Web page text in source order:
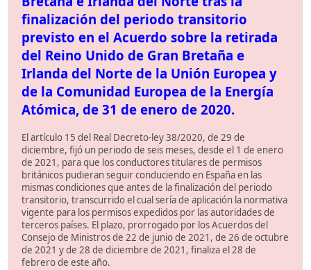
finalización del periodo transitorio
previsto en el Acuerdo sobre la retirada
del Reino Unido de Gran Bretaña e
Irlanda del Norte de la Unión Europea y
de la Comunidad Europea de la Energía
Atómica, de 31 de enero de 2020.
El artículo 15 del Real Decreto-ley 38/2020, de 29 de
diciembre, fijó un periodo de seis meses, desde el 1 de enero
de 2021, para que los conductores titulares de permisos
británicos pudieran seguir conduciendo en España en las
mismas condiciones que antes de la finalización del periodo
transitorio, transcurrido el cual sería de aplicación la normativa
vigente para los permisos expedidos por las autoridades de
terceros países. El plazo, prorrogado por los Acuerdos del
Consejo de Ministros de 22 de junio de 2021, de 26 de octubre
de 2021 y de 28 de diciembre de 2021, finaliza el 28 de
febrero de este año.